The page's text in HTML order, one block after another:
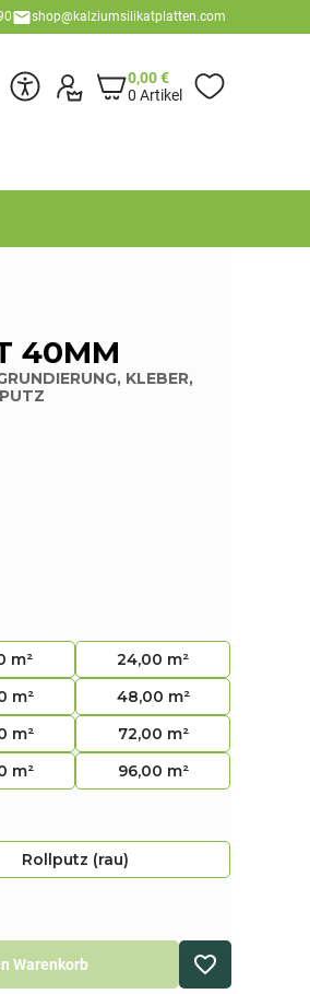
shop@kalziumsilikatplatten.com
0,00€
0 Artikel
40MM
KLEBER,
m²
24,00 m²
m²
48,00 m²
m²
72,00 m²
m² 96,00 m²
Rollputz (rau)
Warenkorb